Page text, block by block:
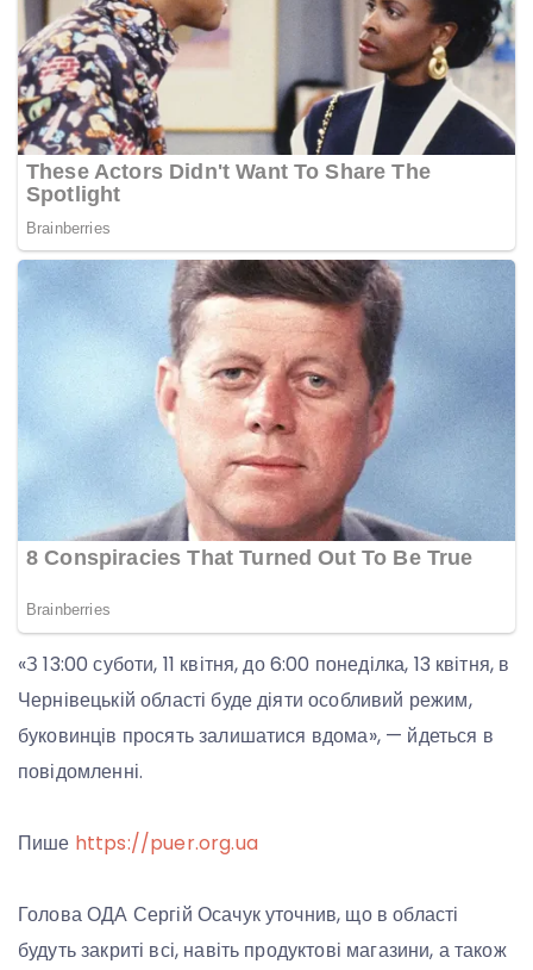
«З 13:00 суботи, 11 квітня, до 6:00 понеділка, 13 квітня, в
Чернівецькій області буде діяти особливий режим,
буковинців просять залишатися вдома», — йдеться в
повідомленні.
Пише https://puer.org.ua
Голова ОДА Сергій Осачук уточнив, що в області
будуть закриті всі, навіть продуктові магазини, а також